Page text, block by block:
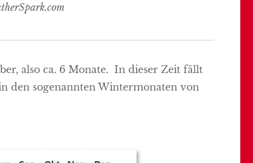
also ca. 6 Monate. In dieser Zeit fällt
den sogenannten Wintermonaten von